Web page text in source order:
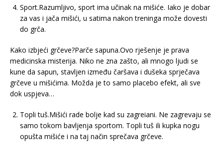
Sport.Razumljivo, sport ima učinak na mišiće. Iako je dobar
za vas i jača mišići, u satima nakon treninga može dovesti
do grča.
Kako izbjeći grčeve?Parče sapuna.Ovo rješenje je prava
medicinska misterija. Niko ne zna zašto, ali mnogo ljudi se
kune da sapun, stavljen između čaršava i dušeka sprječava
grčeve u mišićima. Možda je to samo placebo efekt, ali sve
dok uspjeva…
Topli tuš.Mišići rade bolje kad su zagreiani. Ne zagrevaju se
samo tokom bavljenja sportom. Topli tuš ili kupka nogu
opušta mišiće i na taj način sprečava grčeve.